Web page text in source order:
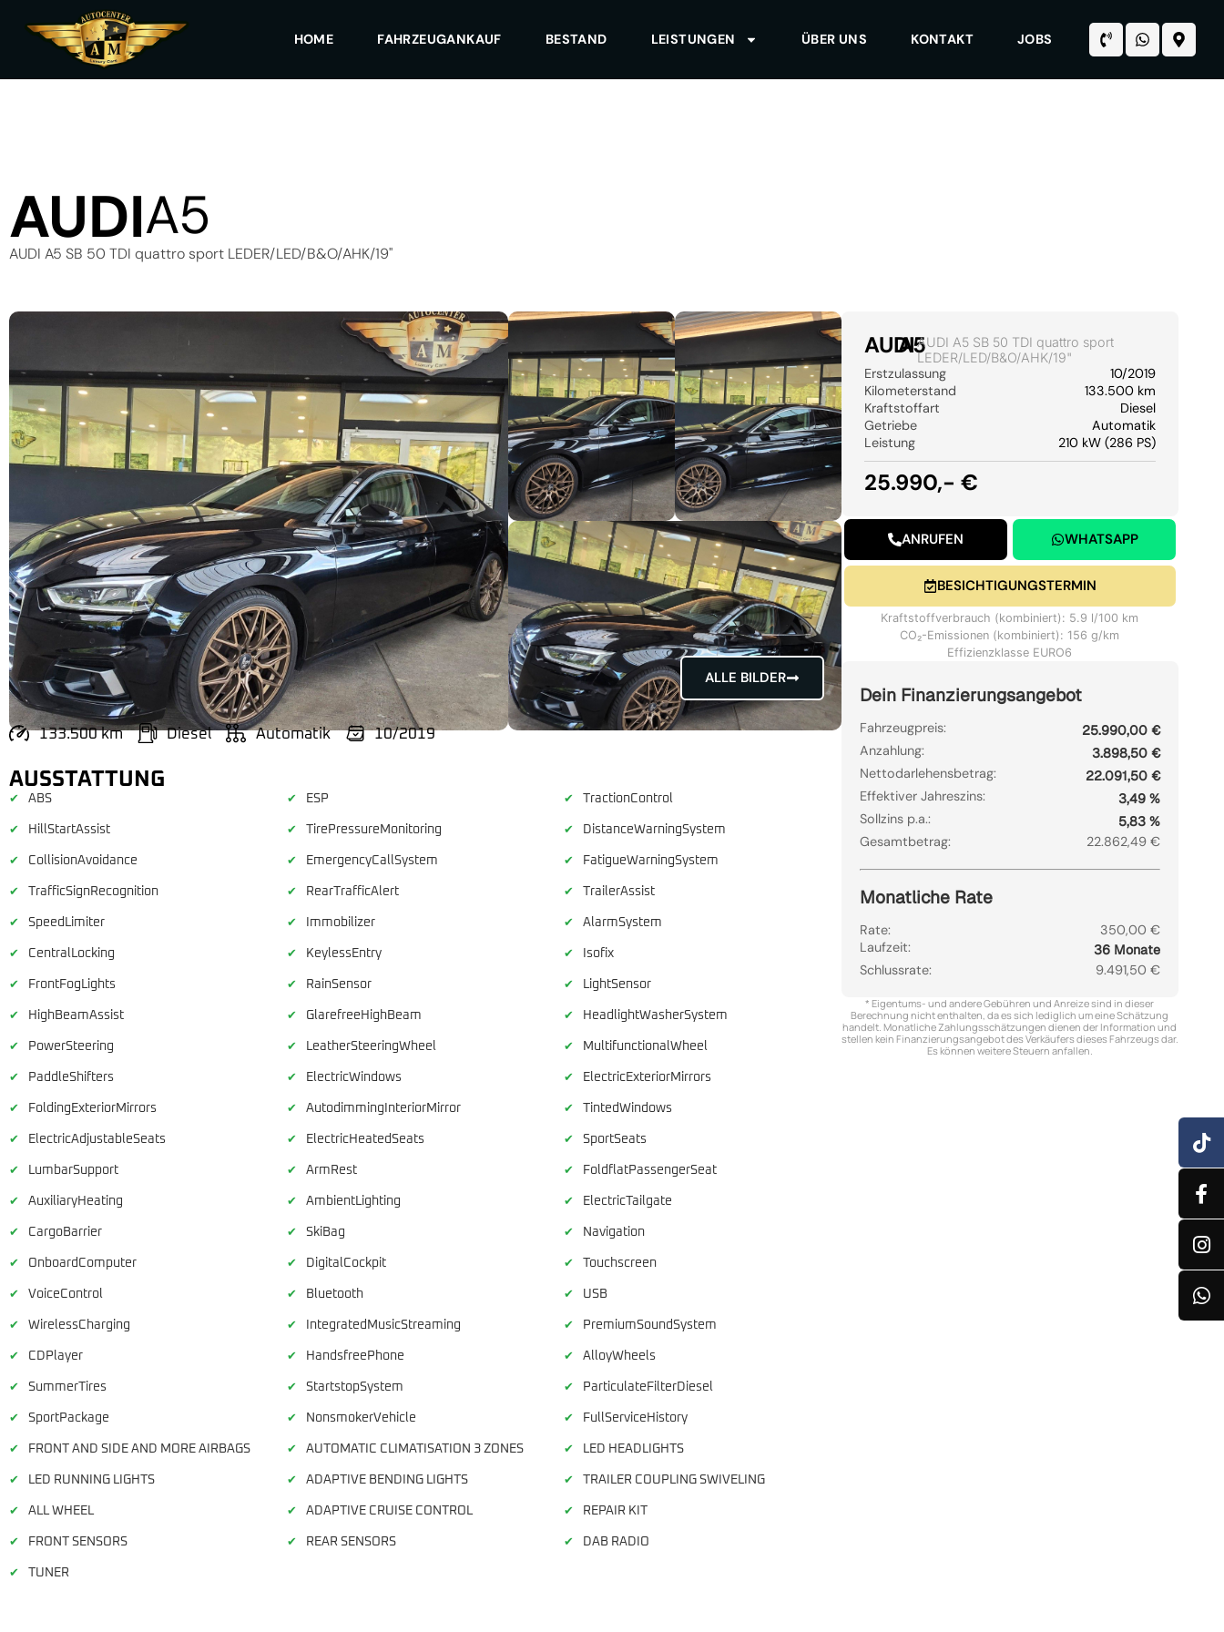
HOME FAHRZEUGANKAUF BESTAND LEISTUNGEN ÜBER UNS KONTAKT JOBS
AUDIA5
AUDI A5 SB 50 TDI quattro sport LEDER/LED/B&O/AHK/19"
ALLE BILDER
133.500 km Diesel Automatik 10/2019
AUSSTATTUNG
✔ ABS ✔ ESP ✔ TractionControl
✔ HillStartAssist ✔ TirePressureMonitoring ✔ DistanceWarningSystem
✔ CollisionAvoidance ✔ EmergencyCallSystem ✔ FatigueWarningSystem
✔ TrafficSignRecognition ✔ RearTrafficAlert ✔ TrailerAssist
✔ SpeedLimiter ✔ Immobilizer ✔ AlarmSystem
✔ CentralLocking ✔ KeylessEntry ✔ Isofix
✔ FrontFogLights ✔ RainSensor ✔ LightSensor
✔ HighBeamAssist ✔ GlarefreeHighBeam ✔ HeadlightWasherSystem
✔ PowerSteering ✔ LeatherSteeringWheel ✔ MultifunctionalWheel
✔ PaddleShifters ✔ ElectricWindows ✔ ElectricExteriorMirrors
✔ FoldingExteriorMirrors ✔ AutodimmingInteriorMirror ✔ TintedWindows
✔ ElectricAdjustableSeats ✔ ElectricHeatedSeats ✔ SportSeats
✔ LumbarSupport ✔ ArmRest ✔ FoldflatPassengerSeat
✔ AuxiliaryHeating ✔ AmbientLighting ✔ ElectricTailgate
✔ CargoBarrier ✔ SkiBag ✔ Navigation
✔ OnboardComputer ✔ DigitalCockpit ✔ Touchscreen
✔ VoiceControl ✔ Bluetooth ✔ USB
✔ WirelessCharging ✔ IntegratedMusicStreaming ✔ PremiumSoundSystem
✔ CDPlayer ✔ HandsfreePhone ✔ AlloyWheels
✔ SummerTires ✔ StartstopSystem ✔ ParticulateFilterDiesel
✔ SportPackage ✔ NonsmokerVehicle ✔ FullServiceHistory
✔ FRONT AND SIDE AND MORE AIRBAGS ✔ AUTOMATIC CLIMATISATION 3 ZONES ✔ LED HEADLIGHTS
✔ LED RUNNING LIGHTS ✔ ADAPTIVE BENDING LIGHTS ✔ TRAILER COUPLING SWIVELING
✔ ALL WHEEL ✔ ADAPTIVE CRUISE CONTROL ✔ REPAIR KIT
✔ FRONT SENSORS ✔ REAR SENSORS ✔ DAB RADIO
✔ TUNER
AUDI
A5AUDI A5 SB 50 TDI quattro sport
LEDER/LED/B&O/AHK/19"
Erstzulassung
10/2019
Kilometerstand
133.500 km
Kraftstoffart
Diesel
Getriebe
Automatik
Leistung
210 kW (286 PS)
25.990,- €
ANRUFEN WHATSAPP
BESICHTIGUNGSTERMIN
Kraftstoffverbrauch (kombiniert): 5.9 l/100 km
CO₂-Emissionen (kombiniert): 156 g/km
Effizienzklasse EURO6
Dein Finanzierungsangebot
Fahrzeugpreis:
25.990,00 €
Anzahlung:
3.898,50 €
Nettodarlehensbetrag:
22.091,50 €
Effektiver Jahreszins:
3,49 %
Sollzins p.a.:
5,83 %
Gesamtbetrag:
22.862,49 €
Monatliche Rate
Rate:
350,00 €
Laufzeit:
36 Monate
Schlussrate:
9.491,50 €
* Eigentums- und andere Gebühren und Anreize sind in dieser
Berechnung nicht enthalten, da es sich lediglich um eine Schätzung
handelt. Monatliche Zahlungsschätzungen dienen der Information und
stellen kein Finanzierungsangebot des Verkäufers dieses Fahrzeugs dar.
Es können weitere Steuern anfallen.